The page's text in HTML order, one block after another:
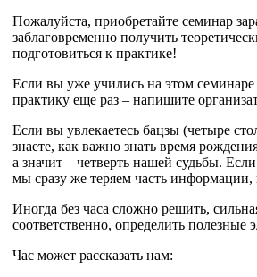
Пожалуйста, приобретайте семинар
заблаговременно получить
подготовиться к практике!
Если вы уже учились на этом семинаре
практику еще раз – напишите
Если вы увлекаетесь бацзы (четыре
знаете, как важно знать время
а значит – четверть нашей судьбы.
мы сразу же теряем часть
Иногда без часа сложно решить,
соответственно, определить полезные
Час может рассказать нам: